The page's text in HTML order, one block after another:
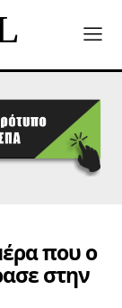
που ο
στην